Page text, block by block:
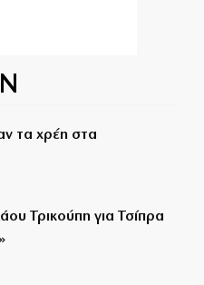
τα χρέη στα
Τρικούπη για Τσίπρα